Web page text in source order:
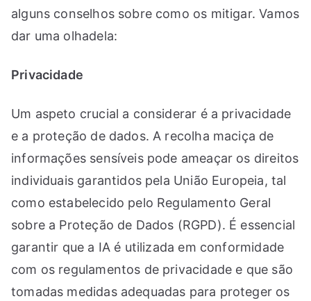
alguns conselhos sobre como os mitigar. Vamos
dar uma olhadela:
Privacidade
Um aspeto crucial a considerar é a privacidade
e a proteção de dados. A recolha maciça de
informações sensíveis pode ameaçar os direitos
individuais garantidos pela União Europeia, tal
como estabelecido pelo Regulamento Geral
sobre a Proteção de Dados (RGPD). É essencial
garantir que a IA é utilizada em conformidade
com os regulamentos de privacidade e que são
tomadas medidas adequadas para proteger os